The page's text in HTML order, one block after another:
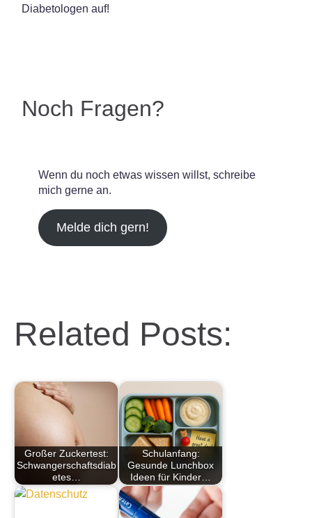
Diabetologen auf!
Noch Fragen?
Wenn du noch etwas wissen willst, schreibe
mich gerne an.
Melde dich gern!
Related Posts:
Großer Zuckertest:
Schwangerschaftsdiab
etes…
Schulanfang:
Gesunde Lunchbox
Ideen für Kinder…